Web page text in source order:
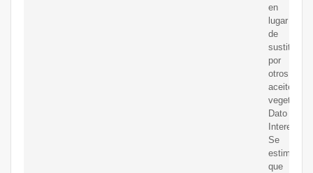
en
lugar
de
sustituirlo
por
otros
aceites
vegetales.
Dato
Se
estima
que